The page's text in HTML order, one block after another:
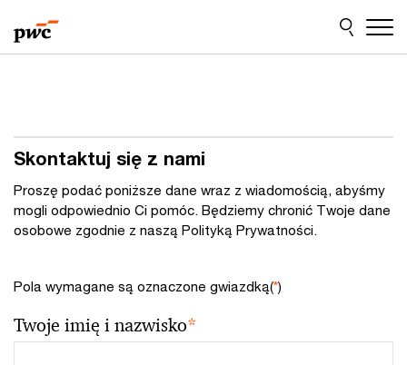
do
treści
do
stopki
Skontaktuj się z nami
Proszę podać poniższe dane wraz z wiadomością, abyśmy
mogli odpowiednio Ci pomóc. Będziemy chronić Twoje dane
osobowe zgodnie z naszą Polityką Prywatności.
Pola wymagane są oznaczone gwiazdką(*)
Twoje imię i nazwisko*